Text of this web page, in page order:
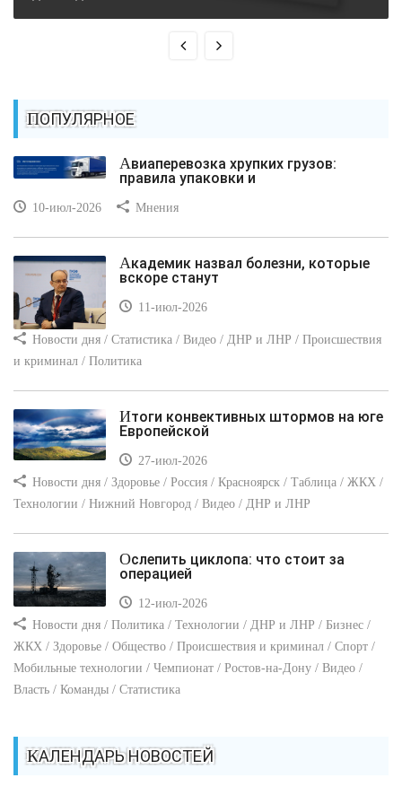
ПОПУЛЯРНОЕ
Авиаперевозка хрупких грузов:
правила упаковки и
10-июл-2026 Мнения
Академик назвал болезни, которые
вскоре станут
11-июл-2026
Новости дня / Статистика / Видео / ДНР и ЛНР / Происшествия
и криминал / Политика
Итоги конвективных штормов на юге
Европейской
27-июл-2026
Новости дня / Здоровье / Россия / Красноярск / Таблица / ЖКХ /
Технологии / Нижний Новгород / Видео / ДНР и ЛНР
Ослепить циклопа: что стоит за
операцией
12-июл-2026
Новости дня / Политика / Технологии / ДНР и ЛНР / Бизнес /
ЖКХ / Здоровье / Общество / Происшествия и криминал / Спорт /
Мобильные технологии / Чемпионат / Ростов-на-Дону / Видео /
Власть / Команды / Статистика
КАЛЕНДАРЬ НОВОСТЕЙ